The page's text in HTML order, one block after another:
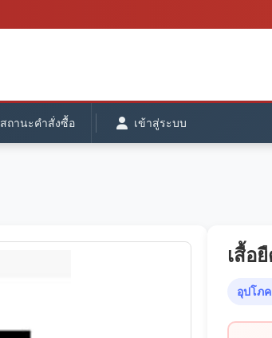
สถานะคำสั่งซื้อ เข้าสู่ระบบ
เสื้อ
อุปโภ